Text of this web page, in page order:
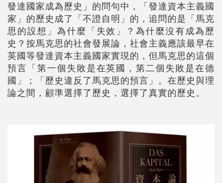
發達國家成為歷史」的問句中，「發達資本主義國
家」的歷史成了「不證自明」的，追問的是「馬克
思的設想」為什麼「失效」？為什麼沒有成為歷
史？按馬克思的社會發展論，社會主義應該最早在
英國等發達資本主義國家實現的，但馬克思的這個
預言「第一個失敗是在英國，第二個失敗是在德
國」；「歷史違反了馬克思的預言」。在歷史與理
論之間，顧準選擇了歷史，選擇了真實的歷史。